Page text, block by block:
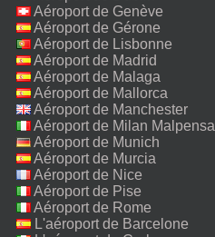
Aéroport de Genève
Aéroport de Gérone
Aéroport de Lisbonne
Aéroport de Madrid
Aéroport de Malaga
Aéroport de Mallorca
Aéroport de Manchester
Aéroport de Milan Malpensa
Aéroport de Munich
Aéroport de Murcia
Aéroport de Nice
Aéroport de Pise
Aéroport de Rome
Fiumicino
L'aéroport de Barcelone